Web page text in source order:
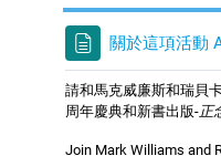
關於這項活動
請和馬克威廉斯和瑞貝
周年慶典和新書出版-正
Join Mark Williams and